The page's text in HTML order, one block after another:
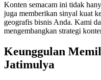
Konten semacam ini tidak
juga memberikan sinyal kuat
geografis bisnis Anda. Kami
mengembangkan strategi
Keunggulan
Jatimulya